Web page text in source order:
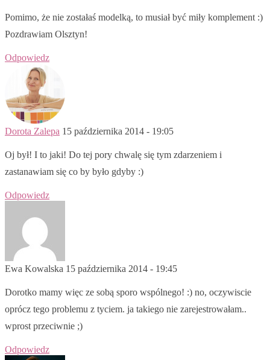
Pomimo, że nie zostałaś modelką, to musiał być miły komplement :)
Pozdrawiam Olsztyn!
Odpowiedz
Dorota Zalepa 15 października 2014 - 19:05
Oj był! I to jaki! Do tej pory chwalę się tym zdarzeniem i
zastanawiam się co by było gdyby :)
Odpowiedz
Ewa Kowalska 15 października 2014 - 19:45
Dorotko mamy więc ze sobą sporo wspólnego! :) no, oczywiscie
oprócz tego problemu z tyciem. ja takiego nie zarejestrowałam..
wprost przeciwnie ;)
Odpowiedz